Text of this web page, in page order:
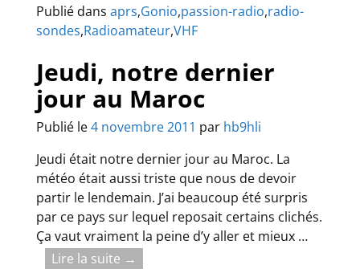
Publié dans aprs,Gonio,passion-radio,radio-
sondes,Radioamateur,VHF
Jeudi, notre dernier
jour au Maroc
Publié le4 novembre 2011 par hb9hli
Jeudi était notre dernier jour au Maroc. La
météo était aussi triste que nous de devoir
partir le lendemain. J’ai beaucoup été surpris
par ce pays sur lequel reposait certains clichés.
Ça vaut vraiment la peine d’y aller et mieux …
Lire la suite →